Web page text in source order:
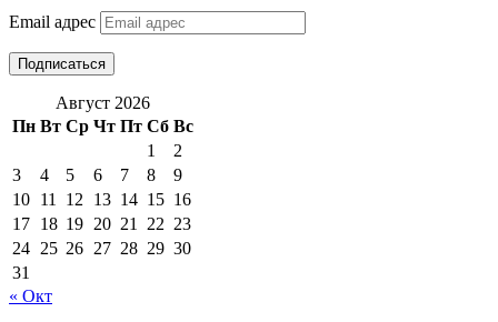
Email адрес
Подписаться
Август 2026
Пн Вт Ср Чт Пт Сб Вс
1
2
3
4 5 6 7 8
9
10 11 12 13 14 15 16
17 18 19 20 21 22 23
24 25 26 27 28 29 30
31
« Окт